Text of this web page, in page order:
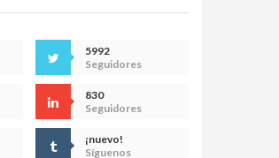
5992
Seguidores
830
Seguidores
¡nuevo!
Síguenos